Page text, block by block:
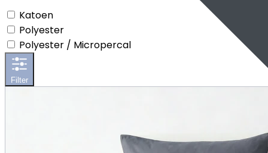
Katoen
Polyester
Polyester / Micropercal
Filter